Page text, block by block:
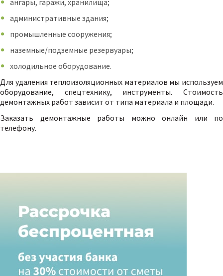
ангары, гаражи, хранилища;
административные здания;
промышленные сооружения;
наземные/подземные резервуары;
холодильное оборудование.
Для удаления теплоизоляционных материалов мы используем
оборудование, спецтехнику, инструменты. Стоимость
демонтажных работ зависит от типа материала и площади.
Заказать демонтажные работы можно онлайн или по
телефону.